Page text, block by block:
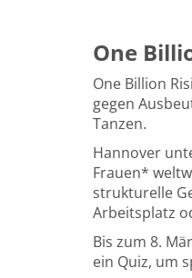
One
One Billion
gegen
Tanzen.
Hannover
Frauen*
strukturelle
Arbeitsplatz
Bis zum 8.
ein Quiz, um